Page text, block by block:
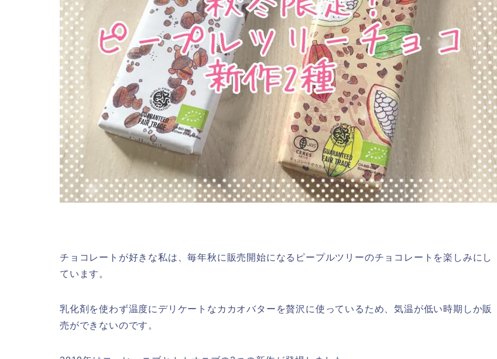
チョコレートが好きな私は、毎年秋に販売開始になるピープルツリーのチョコレートを楽しみにし
ています。
乳化剤を使わず温度にデリケートなカカオバターを贅沢に使っているため、気温が低い時期しか販
売ができないのです。